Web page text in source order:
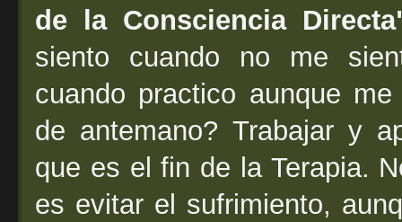
de la Consciencia
siento cuando no me
cuando practico aunque
de antemano? Trabajar y
que es el fin de la Terapia.
es evitar el sufrimiento,